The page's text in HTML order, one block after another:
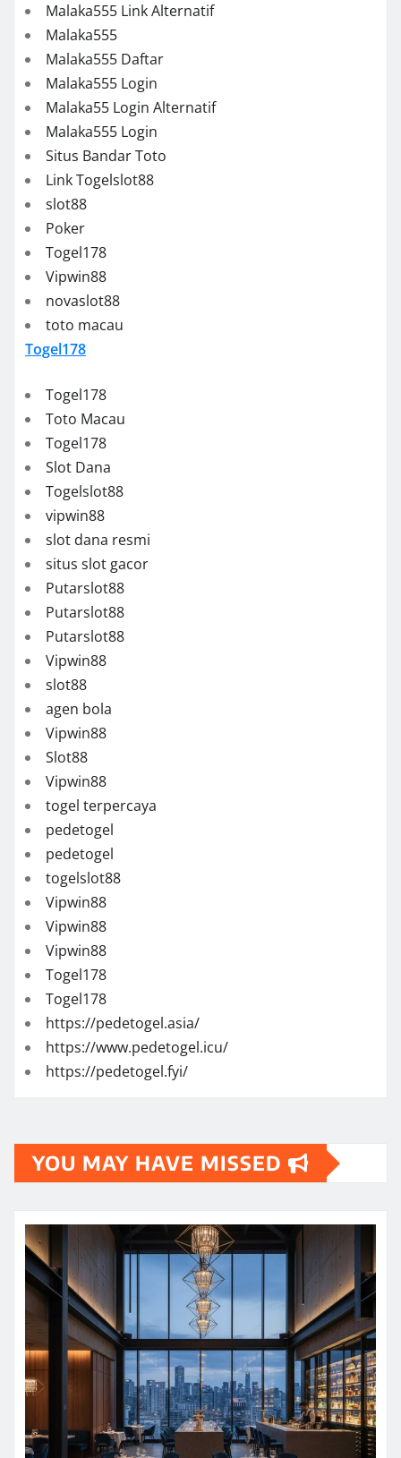
Malaka555 Link Alternatif
Malaka555
Malaka555 Daftar
Malaka555 Login
Malaka55 Login Alternatif
Malaka555 Login
Situs Bandar Toto
Link Togelslot88
slot88
Poker
Togel178
Vipwin88
novaslot88
toto macau
Togel178
Togel178
Toto Macau
Togel178
Slot Dana
Togelslot88
vipwin88
slot dana resmi
situs slot gacor
Putarslot88
Putarslot88
Putarslot88
Vipwin88
slot88
agen bola
Vipwin88
Slot88
Vipwin88
togel terpercaya
pedetogel
pedetogel
togelslot88
Vipwin88
Vipwin88
Vipwin88
Togel178
Togel178
https://pedetogel.asia/
https://www.pedetogel.icu/
https://pedetogel.fyi/
YOU MAY HAVE MISSED